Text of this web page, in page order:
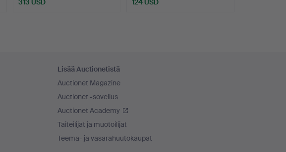
313 USD 124 USD
Lisää Auctionetistä
Auctionet Magazine
Auctionet -sovellus
Auctionet Academy
Taiteilijat ja muotoilijat
Teema- ja vasarahuutokaupat